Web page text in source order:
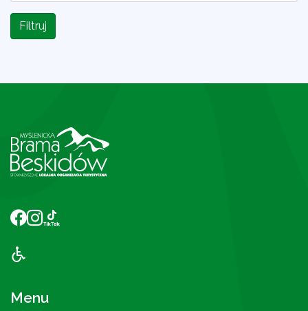
Filtruj
Menu